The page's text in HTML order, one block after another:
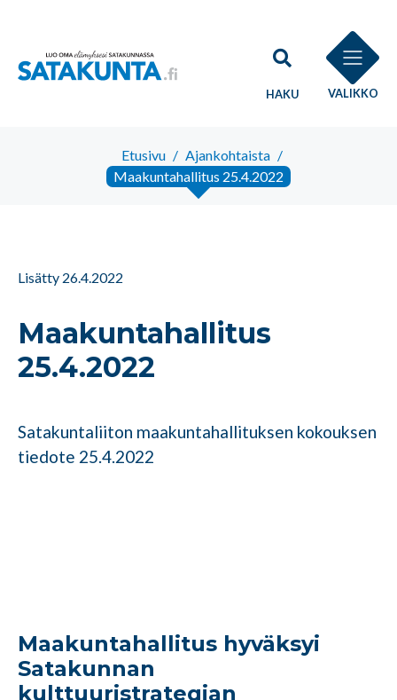
HAKU VALIKKO
Etusivu / Ajankohtaista /
Maakuntahallitus 25.4.2022
Lisätty 26.4.2022
Maakuntahallitus
25.4.2022
Satakuntaliiton maakuntahallituksen kokouksen
tiedote 25.4.2022
Maakuntahallitus hyväksyi
Satakunnan
kulttuuristrategian